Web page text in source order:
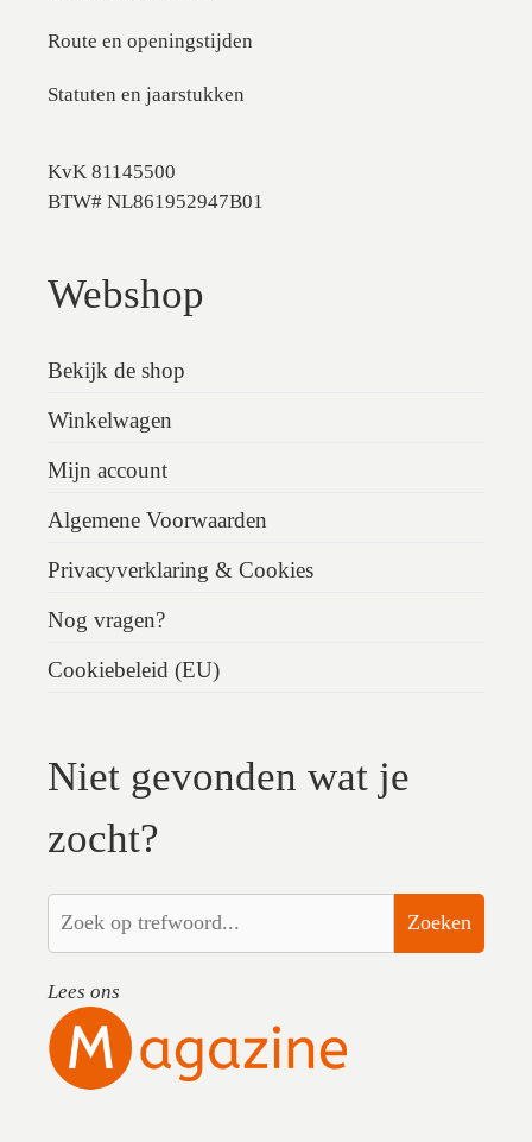
Route en openingstijden
Statuten en jaarstukken
KvK 81145500
BTW# NL861952947B01
Webshop
Bekijk de shop
Winkelwagen
Mijn account
Algemene Voorwaarden
Privacyverklaring & Cookies
Nog vragen?
Cookiebeleid (EU)
Niet gevonden wat je
zocht?
Zoeken
Lees ons